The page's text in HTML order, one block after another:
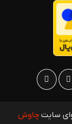
سایتچاوش